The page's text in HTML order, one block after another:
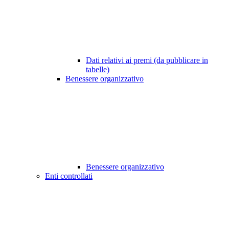
Dati relativi ai premi (da pubblicare in
tabelle)
Benessere organizzativo
Benessere organizzativo
Enti controllati